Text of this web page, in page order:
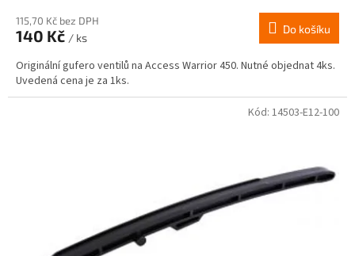
115,70 Kč bez DPH
140 Kč / ks
Do košíku
Originální gufero ventilů na Access Warrior 450. Nutné objednat 4ks.
Uvedená cena je za 1ks.
Kód: 14503-E12-100